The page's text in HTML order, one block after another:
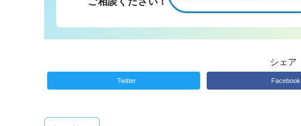
シェア
Twitter Facebook